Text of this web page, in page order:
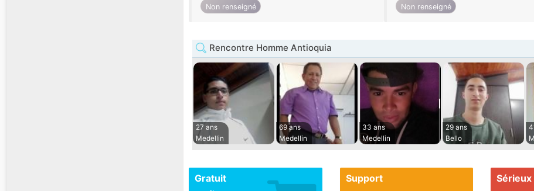
Non renseigné Non renseigné
Rencontre Homme Antioquia
27 ans
Medellin
69 ans
Medellin
33 ans
Medellin
29 ans
Bello
Gratuit Support Sérieux